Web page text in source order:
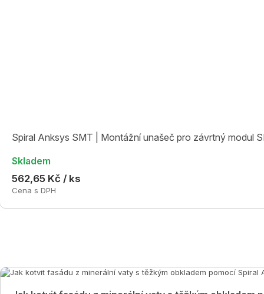
Spiral Anksys SMT | Montážní unašeč pro závrtný modul
Skladem
562,65 Kč / ks
Cena s DPH